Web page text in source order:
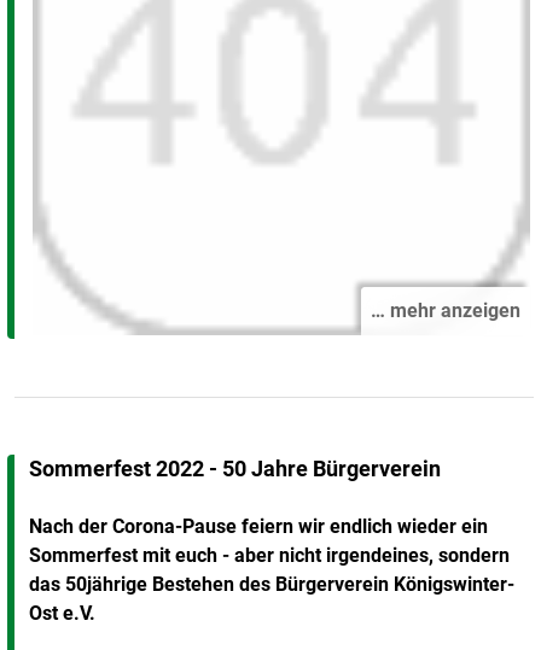
… mehr anzeigen
Sommerfest 2022 - 50 Jahre Bürgerverein
Nach der Corona-Pause feiern wir endlich wieder ein
Sommerfest mit euch - aber nicht irgendeines, sondern
das 50jährige Bestehen des Bürgerverein Königswinter-
Ost e.V.